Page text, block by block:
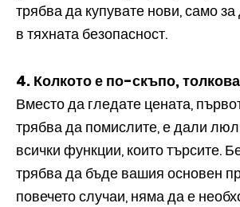
трябва да купувате нови, само за
в тяхната безопасност.
4. Колкото е по-скъпо,
Вместо да гледате цената,
трябва да помислите, е дали
всички функции, които търсите.
трябва да бъде вашия основен
повечето случаи, няма да е